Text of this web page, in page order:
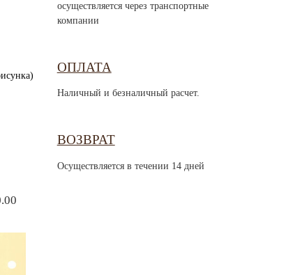
осуществляется через транспортные
компании
ОПЛАТА
Наличный и безналичный расчет.
ВОЗВРАТ
Осуществляется в течении 14 дней